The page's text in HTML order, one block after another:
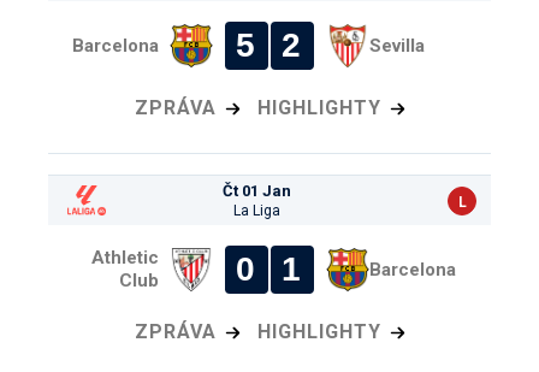
Barcelona 5 2 Sevilla
ZPRÁVA HIGHLIGHTY
Čt 01 Jan
La Liga
L
Athletic
Club
0 1 Barcelona
ZPRÁVA HIGHLIGHTY